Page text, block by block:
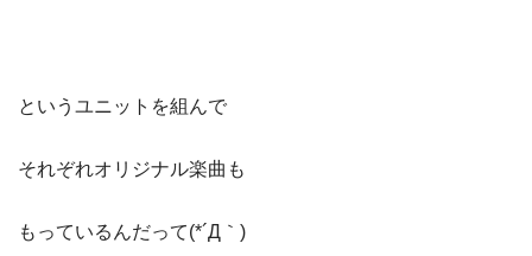
というユニットを組んで
それぞれオリジナル楽曲も
もっているんだって(*´Д｀)